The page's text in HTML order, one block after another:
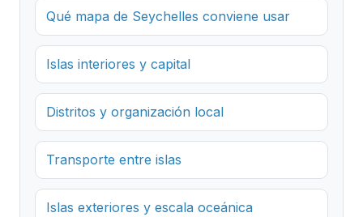
Qué mapa de Seychelles conviene usar
Islas interiores y capital
Distritos y organización local
Transporte entre islas
Islas exteriores y escala oceánica